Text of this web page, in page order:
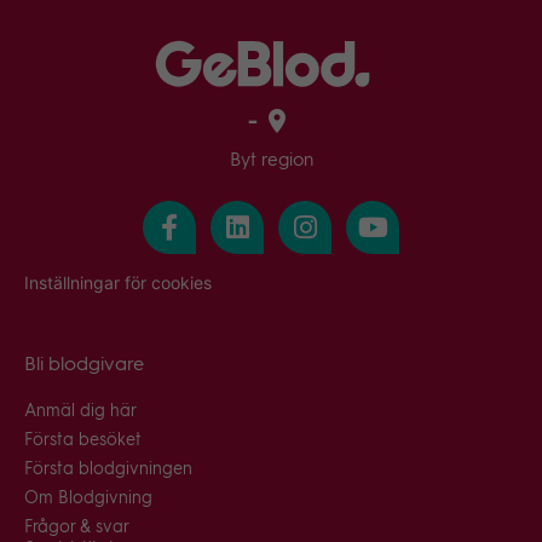
-
Byt region
Inställningar för cookies
Bli blodgivare
Anmäl dig här
Första besöket
Första blodgivningen
Om Blodgivning
Frågor & svar